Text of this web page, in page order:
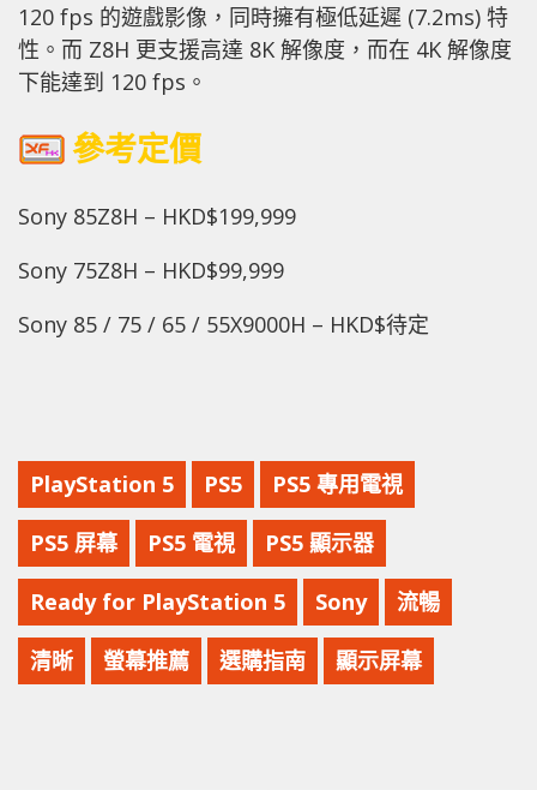
120 fps 的遊戲影像，同時擁有極低延遲 (7.2ms) 特
性。而 Z8H 更支援高達 8K 解像度，而在 4K 解像度
下能達到 120 fps。
參考定價
Sony 85Z8H – HKD$199,999
Sony 75Z8H – HKD$99,999
Sony 85 / 75 / 65 / 55X9000H – HKD$待定
PlayStation 5 PS5 PS5 專用電視
PS5 屏幕 PS5 電視 PS5 顯示器
Ready for PlayStation 5 Sony 流暢
清晰 螢幕推薦 選購指南 顯示屏幕